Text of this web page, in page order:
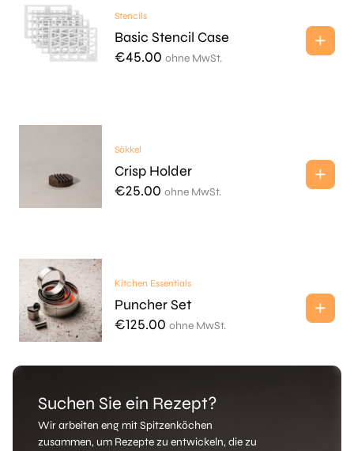
Stencils
Basic Stencil Case
€45.00 ohne MwSt.
Sōkkel
Crisp Holder
€25.00 ohne MwSt.
Kitchen Essentials
Puncher Set
€125.00 ohne MwSt.
Suchen Sie ein Rezept?
Wir arbeiten eng mit Spitzenköchen
zusammen, um Rezepte zu entwickeln, die zu